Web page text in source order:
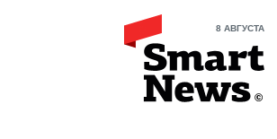
8 АВГУСТА